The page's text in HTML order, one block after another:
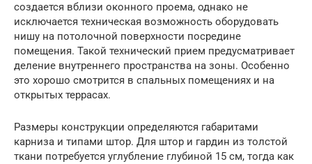
создается вблизи оконного проема, однако не
исключается техническая возможность оборудовать
нишу на потолочной поверхности посредине
помещения. Такой технический прием предусматривает
деление внутреннего пространства на зоны. Особенно
это хорошо смотрится в спальных помещениях и на
открытых террасах.
Размеры конструкции определяются габаритами
карниза и типами штор. Для штор и гардин из толстой
ткани потребуется углубление глубиной 15 см, тогда как